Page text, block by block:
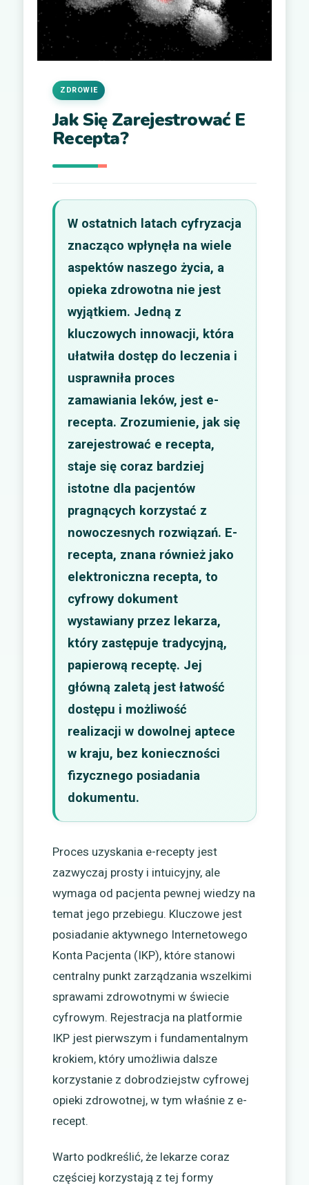
Jak Się Zarejestrować E
Recepta?
ZDROWIE
W ostatnich latach cyfryzacja
znacząco wpłynęła na wiele
aspektów naszego życia, a
opieka zdrowotna nie jest
wyjątkiem. Jedną z
kluczowych innowacji, która
ułatwiła dostęp do leczenia i
usprawniła proces
zamawiania leków, jest e-
recepta. Zrozumienie, jak się
zarejestrować e recepta,
staje się coraz bardziej
istotne dla pacjentów
pragnących korzystać z
nowoczesnych rozwiązań. E-
recepta, znana również jako
elektroniczna recepta, to
cyfrowy dokument
wystawiany przez lekarza,
który zastępuje tradycyjną,
papierową receptę. Jej
główną zaletą jest łatwość
dostępu i możliwość
realizacji w dowolnej aptece
w kraju, bez konieczności
fizycznego posiadania
dokumentu.
Proces uzyskania e-recepty jest
zazwyczaj prosty i intuicyjny, ale
wymaga od pacjenta pewnej wiedzy na
temat jego przebiegu. Kluczowe jest
posiadanie aktywnego Internetowego
Konta Pacjenta (IKP), które stanowi
centralny punkt zarządzania wszelkimi
sprawami zdrowotnymi w świecie
cyfrowym. Rejestracja na platformie
IKP jest pierwszym i fundamentalnym
krokiem, który umożliwia dalsze
korzystanie z dobrodziejstw cyfrowej
opieki zdrowotnej, w tym właśnie z e-
recept.
Warto podkreślić, że lekarze coraz
częściej korzystają z tej formy